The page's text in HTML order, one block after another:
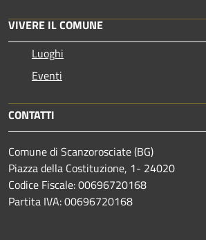
VIVERE IL COMUNE
Luoghi
Eventi
CONTATTI
Comune di Scanzorosciate (BG)
Piazza della Costituzione, 1- 24020
Codice Fiscale: 00696720168
Partita IVA: 00696720168